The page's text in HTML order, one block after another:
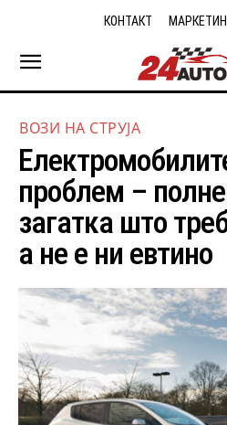
КОНТАКТ
ВОЗИ НА СТРУЈА
проблем –
загатка што
а не е ни евтино